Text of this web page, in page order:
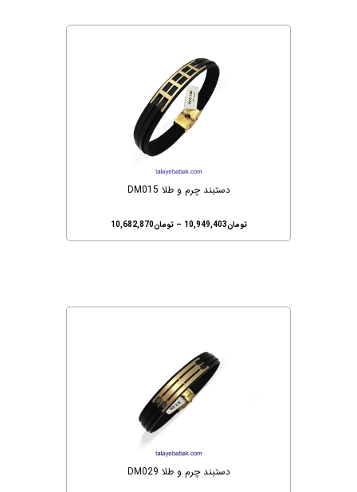
دستبند چرم و طلا DM015
تومان10,949,403
– تومان10,682,870
دستبند چرم و طلا DM029